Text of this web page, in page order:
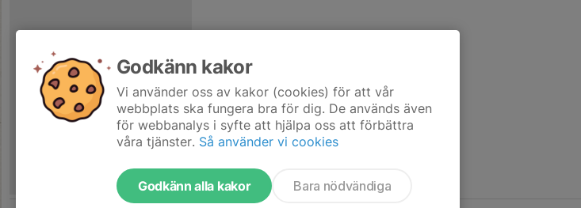
Godkänn kakor
Vi använder oss av kakor (cookies) för att vår
webbplats ska fungera bra för dig. De används även
för webbanalys i syfte att hjälpa oss att förbättra
våra tjänster. Så använder vi cookies
Godkänn alla kakor Bara nödvändiga